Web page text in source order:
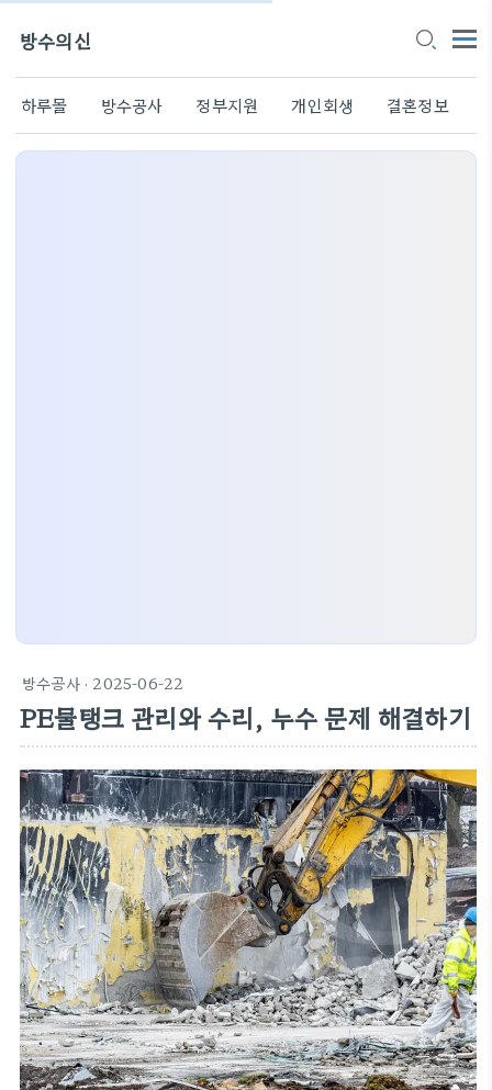
방수의신
하루몰 방수공사 정부지원 개인회생 결혼정보
방수공사· 2025-06-22
PE물탱크 관리와 수리, 누수 문제 해결하기